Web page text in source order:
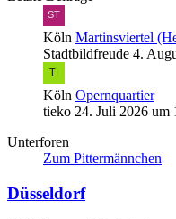
Köln Martinsviertel
Stadtbildfreude 4.
Köln Opernquartier
tieko 24. Juli 2026 um
Unterforen
Zum Pittermännchen
Düsseldorf